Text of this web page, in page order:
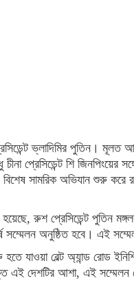
ভ্লাদিমির পুতিন। মূলত
চীনা প্রেসিডেন্ট শি
সামরিক অভিযান শুরু
রুশ প্রেসিডেন্ট পুতিন
সম্মেলন অনুষ্ঠিত হবে। এই
যাওয়া বেল্ট অ্যান্ড রোড
এই দেশটির আশা, এই সম্মেলন